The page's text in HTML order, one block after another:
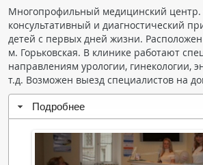
Чат RADIOMED
ОБРАЗОВАНИЕ
Интерактивные задания
Презентации
Публикации
Видео
Многопрофильный медицинский центр.
консультативный и диагностический
детей с первых дней жизни.
м. Горьковская. В клинике работают
направлениям урологии, гинекологии,
т.д. Возможен выезд специалистов на
Подробнее